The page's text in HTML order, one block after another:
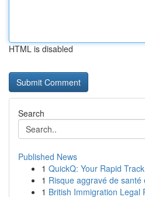
HTML is disabled
Search
Published News
1 QuickQ: Your Rapid
1 Risque aggravé de
1 British Immigration Legal